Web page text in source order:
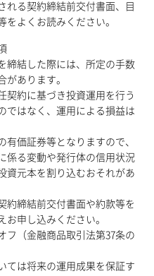
れる契約締結前交付書面、目
をよくお読みください。
締結した際には、所定の手数
があります。
契約に基づき投資運用を行う
ではなく、運用による損益は
有価証券等となりますので、
係る変動や発行体の信用状況
資元本を割り込むおそれがあ
約締結前交付書面や約款等を
お申し込みください。
フ（金融商品取引法第37条の
ては将来の運用成果を保証す